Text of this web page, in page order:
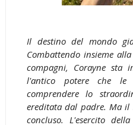
Il destino del mondo
Combattendo insieme
compagni, Corayne sta
l'antico potere che
comprendere lo
ereditata dal padre. Ma
concluso. L'esercito